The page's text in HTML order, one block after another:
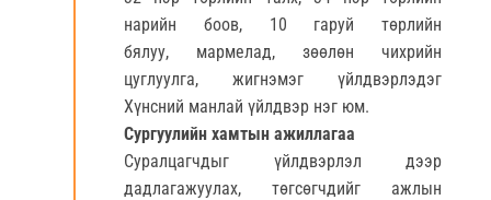
нарийн боов, 10 гаруй төрлийн
бялуу, мармелад, зөөлөн чихрийн
цуглуулга, жигнэмэг үйлдвэрлэдэг
Хүнсний манлай үйлдвэр нэг юм.
Сургуулийн хамтын ажиллагаа
Суралцагчдыг үйлдвэрлэл дээр
дадлагажуулах, төгсөгчдийг ажлын